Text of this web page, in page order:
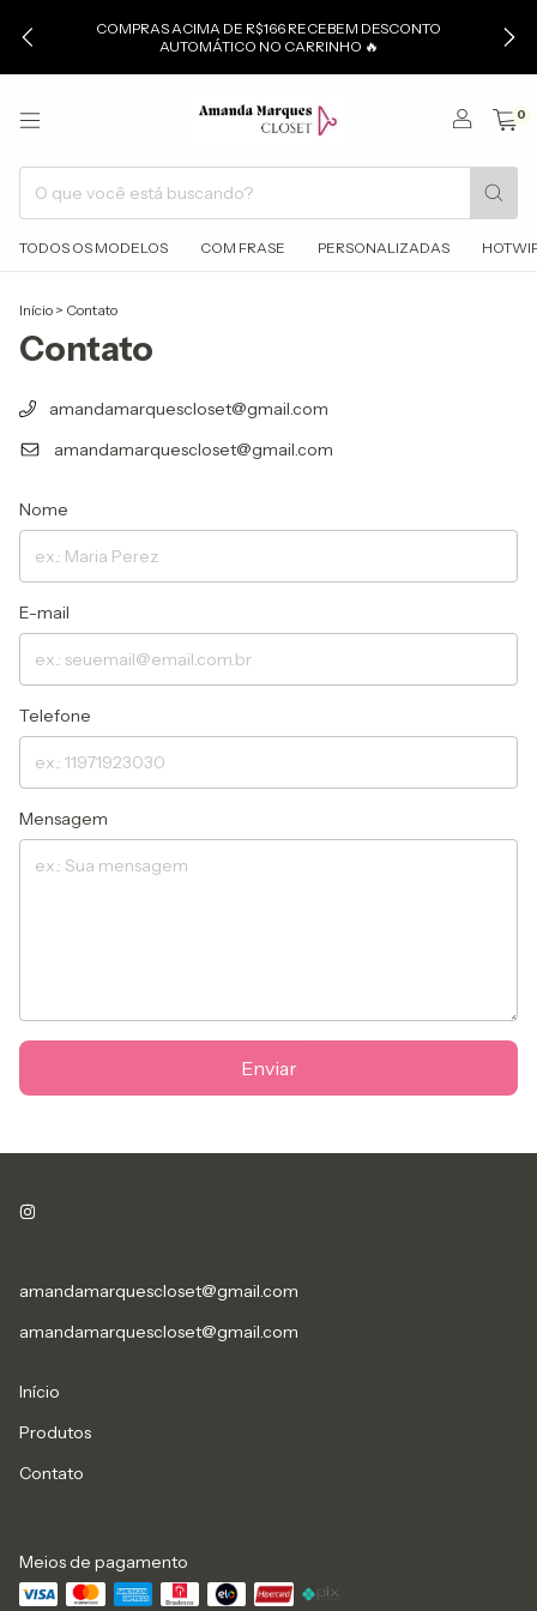
COMPRAS ACIMA DE R$166 RECEBEM DESCONTO
AUTOMÁTICO NO CARRINHO 🔥
0
TODOS OS MODELOS COM FRASE PERSONALIZADAS
Início > Contato
Contato
amandamarquescloset@gmail.com
amandamarquescloset@gmail.com
Nome
E-mail
Telefone
Mensagem
Enviar
amandamarquescloset@gmail.com
amandamarquescloset@gmail.com
Início
Produtos
Contato
Meios de pagamento